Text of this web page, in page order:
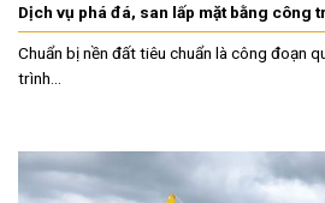
Dịch vụ phá đá, san lấp mặt bằng công
Chuẩn bị nền đất tiêu chuẩn là công đoạn
trình...